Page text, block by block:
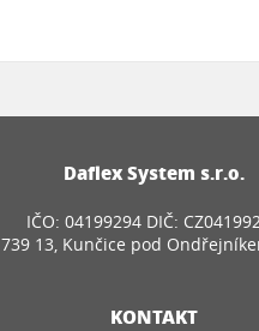
Daflex System s.r.o.
IČO: 04199294 DIČ:
739 13, Kunčice pod
KONTAKT